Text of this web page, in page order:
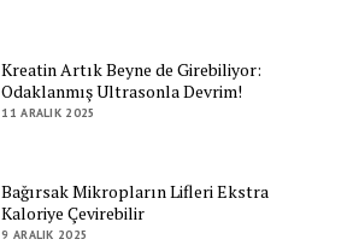
Kreatin Artık Beyne de Girebiliyor:
Odaklanmış Ultrasonla Devrim!
11 ARALIK 2025
Bağırsak Mikropların Lifleri Ekstra
Kaloriye Çevirebilir
9 ARALIK 2025